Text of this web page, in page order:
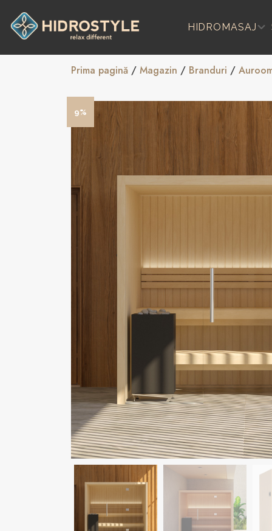
content
HIDROMASAJ
Prima pagină / Magazin / Branduri /
9%